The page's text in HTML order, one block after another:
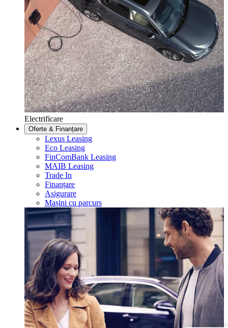
Electrificare
Oferte & Finanțare
Lexus Leasing
Eco Leasing
FinComBank Leasing
MAIB Leasing
Trade In
Finanțare
Asigurare
Mașini cu parcurs